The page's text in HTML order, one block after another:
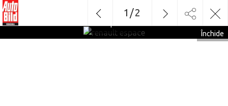
renault
Închide
1 /2